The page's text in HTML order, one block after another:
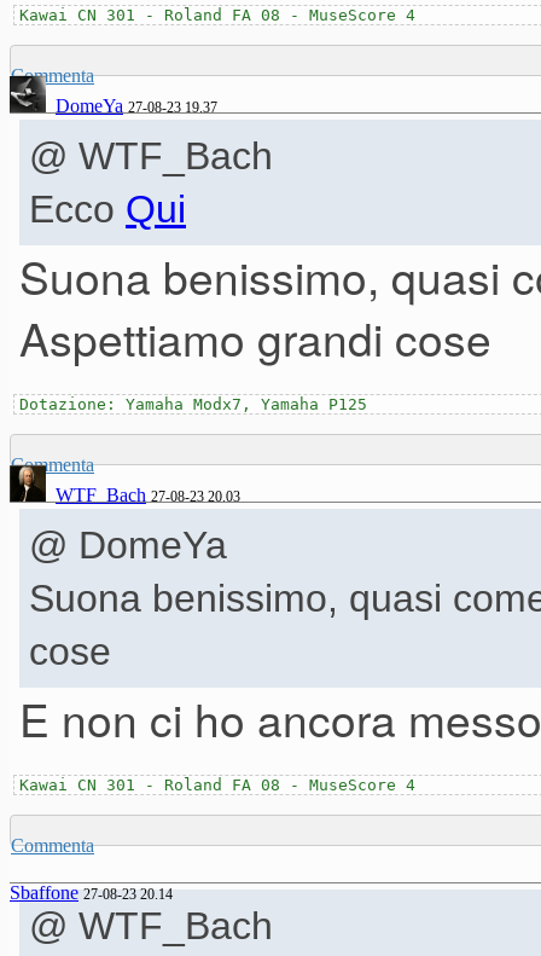
Kawai CN 301 - Roland FA 08 - MuseScore 4
Commenta
DomeYa 27-08-23 19.37
@ WTF_Bach
Ecco Qui
Suona benissimo, quasi
Aspettiamo grandi cose
Dotazione: Yamaha Modx7, Yamaha P125
Commenta
WTF_Bach 27-08-23 20.03
@ DomeYa
Suona benissimo, quasi
cose
E non ci ho ancora
Kawai CN 301 - Roland FA 08 - MuseScore 4
Commenta
Sbaffone 27-08-23 20.14
@ WTF_Bach